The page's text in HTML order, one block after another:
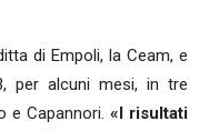
di Empoli, la Ceam, e
per alcuni mesi, in tre
e Capannori. «I risultati